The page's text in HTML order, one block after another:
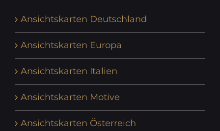
Ansichtskarten Deutschland
Ansichtskarten Europa
Ansichtskarten Italien
Ansichtskarten Motive
Ansichtskarten Österreich